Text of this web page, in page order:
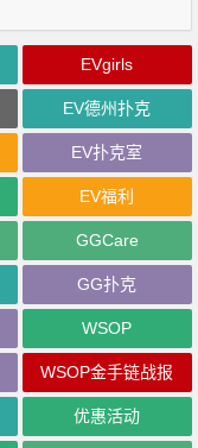
EVgirls
EV德州扑克
EV扑克室
EV福利
GGCare
GG扑克
WSOP
WSOP金手链战报
优惠活动